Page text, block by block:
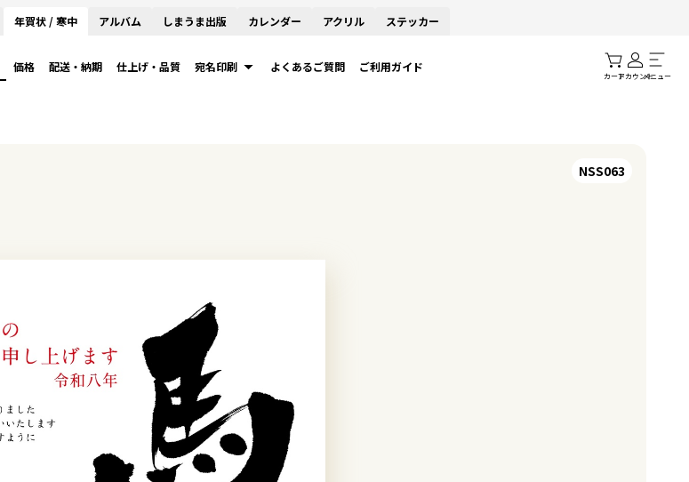
年賀状 / 寒中 アルバム しまうま出版 カレンダー アクリル ステッカー
価格 配送・納期 仕上げ・品質 宛名印刷 よくあるご質問 ご利用ガイド
カートアカウントメニュー
NSS063